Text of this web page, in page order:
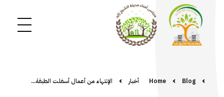
Home Blog أخبار الإنتهاء من أعمال أسفلت الطبقة...